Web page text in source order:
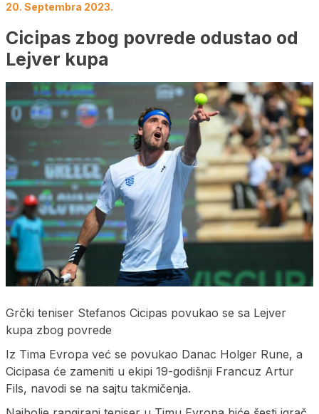
20. Septembra 2023.
Cicipas zbog povrede odustao od
Lejver kupa
Grčki teniser Stefanos Cicipas povukao se sa Lejver
kupa zbog povrede
Iz Tima Evropa već se povukao Danac Holger Rune, a
Cicipasa će zameniti u ekipi 19-godišnji Francuz Artur
Fils, navodi se na sajtu takmičenja.